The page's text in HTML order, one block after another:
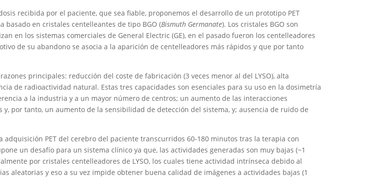
recibida por el paciente, que sea fiable, proponemos el desarrollo de un prototipo PET
basado en cristales centelleantes de tipo BGO (Bismuth Germanate). Los cristales BGO son
en los sistemas comerciales de General Electric (GE), en el pasado fueron los centelleadores
de su abandono se asocia a la aparición de centelleadores más rápidos y que por tanto
principales: reducción del coste de fabricación (3 veces menor al del LYSO), alta
de radioactividad natural. Estas tres capacidades son esenciales para su uso en la dosimetría
a la industria y a un mayor número de centros; un aumento de las interacciones
por tanto, un aumento de la sensibilidad de detección del sistema, y; ausencia de ruido de
PET del cerebro del paciente transcurridos 60-180 minutos tras la terapia con
un desafío para un sistema clínico ya que, las actividades generadas son muy bajas (~1
por cristales centelleadores de LYSO, los cuales tiene actividad intrínseca debido al
aleatorias y eso a su vez impide obtener buena calidad de imágenes a actividades bajas (1